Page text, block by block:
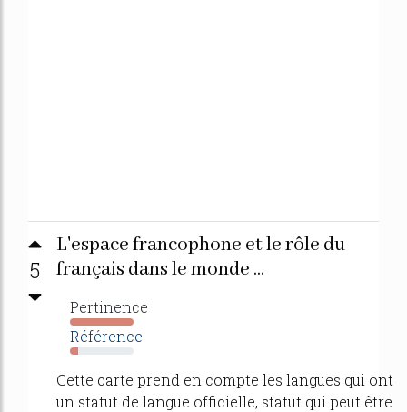
5
L'espace francophone et le rôle du
français dans le monde ...
Pertinence
3617%
Référence
13%
Cette carte prend en compte les langues qui ont
un statut de langue officielle, statut qui peut être